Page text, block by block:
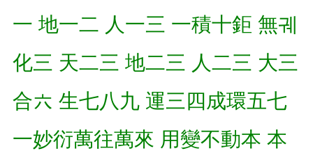
一 地一二 人一三 一積十鉅 無궤
化三 天二三 地二三 人二三 大三
合六 生七八九 運三四成環五七
一妙衍萬往萬來 用變不動本 本